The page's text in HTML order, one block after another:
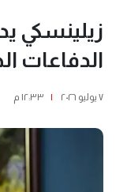
زيلينسكي
الدفاعات
٧ يوليو ٢٠٢٦ | ١٢:٣٣ م